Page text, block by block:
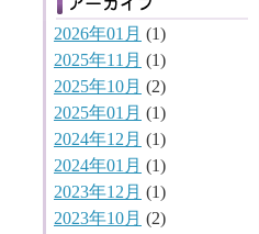
2026年01月 (1)
2025年11月 (1)
2025年10月 (2)
2025年01月 (1)
2024年12月 (1)
2024年01月 (1)
2023年12月 (1)
2023年10月 (2)